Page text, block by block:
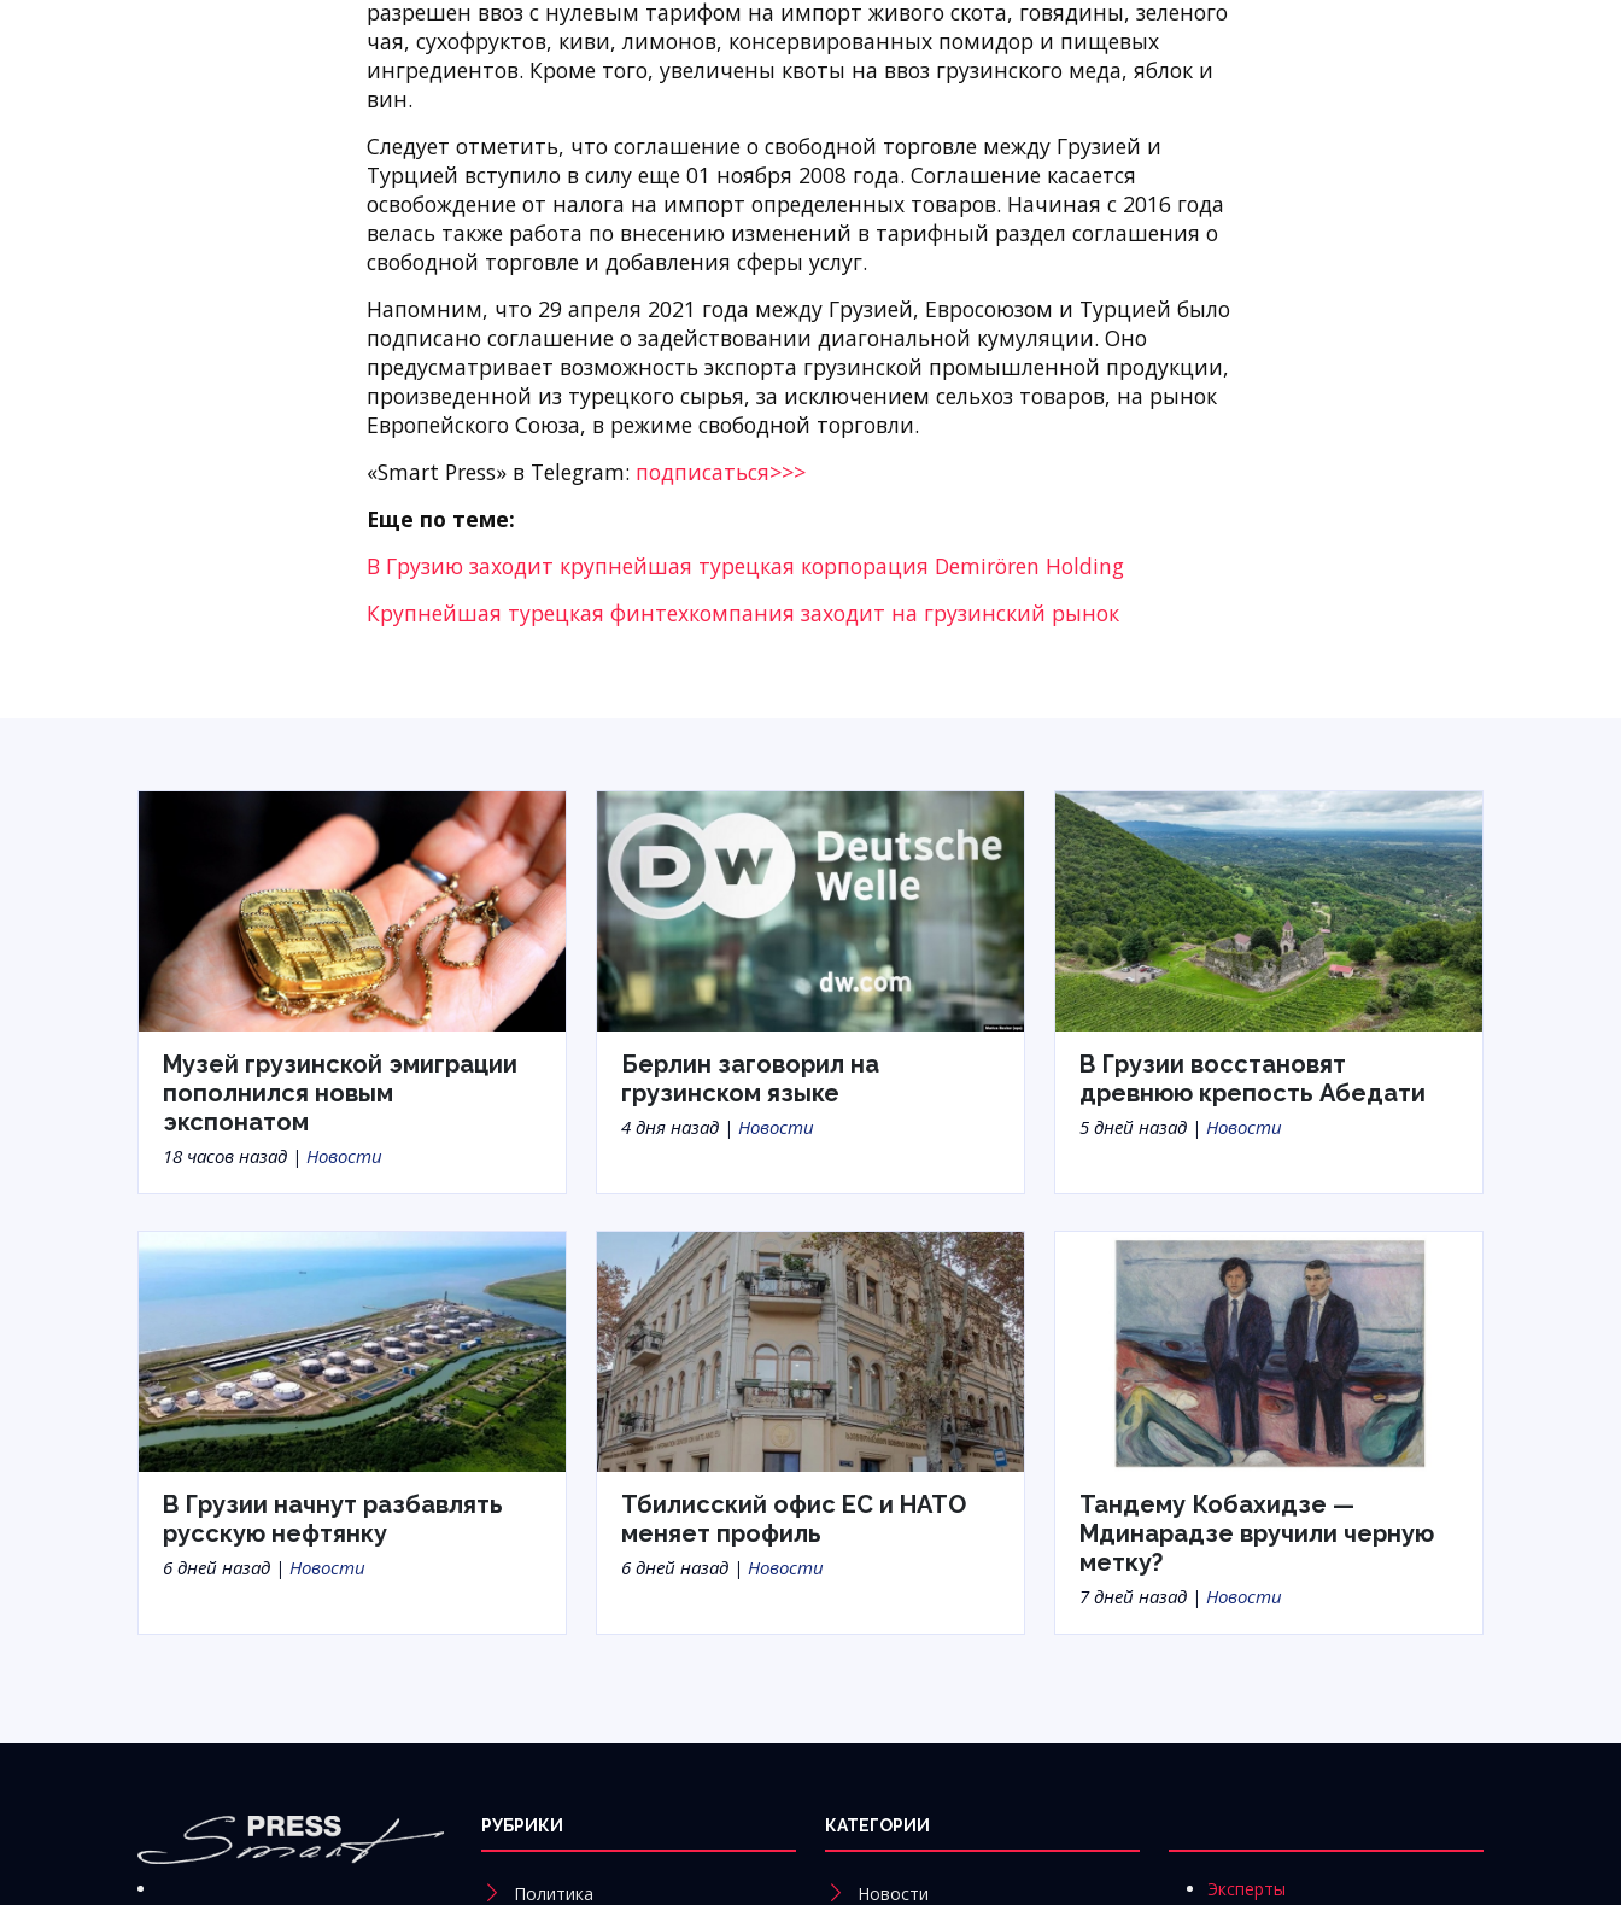
разрешен ввоз с нулевым тарифом на импорт живого скота, говядины, зеленого
чая, сухофруктов, киви, лимонов, консервированных помидор и пищевых
ингредиентов. Кроме того, увеличены квоты на ввоз грузинского меда, яблок и
вин.
Следует отметить, что соглашение о свободной торговле между Грузией и
Турцией вступило в силу еще 01 ноября 2008 года. Соглашение касается
освобождение от налога на импорт определенных товаров. Начиная с 2016 года
велась также работа по внесению изменений в тарифный раздел соглашения о
свободной торговле и добавления сферы услуг.
Напомним, что 29 апреля 2021 года между Грузией, Евросоюзом и Турцией было
подписано соглашение о задействовании диагональной кумуляции. Оно
предусматривает возможность экспорта грузинской промышленной продукции,
произведенной из турецкого сырья, за исключением сельхоз товаров, на рынок
Европейского Союза, в режиме свободной торговли.
«Smart Press» в Telegram: подписаться>>>
Еще по теме:
В Грузию заходит крупнейшая турецкая корпорация Demirören Holding
Крупнейшая турецкая финтехкомпания заходит на грузинский рынок
Музей грузинской эмиграции
пополнился новым
экспонатом
18 часов назад | Новости
Берлин заговорил на
грузинском языке
4 дня назад | Новости
В Грузии восстановят
древнюю крепость Абедати
5 дней назад | Новости
В Грузии начнут разбавлять
русскую нефтянку
6 дней назад | Новости
Тбилисский офис ЕС и НАТО
меняет профиль
6 дней назад | Новости
Тандему Кобахидзе —
Мдинарадзе вручили черную
метку?
7 дней назад | Новости
РУБРИКИ
Политика
КАТЕГОРИИ
Новости
Эксперты